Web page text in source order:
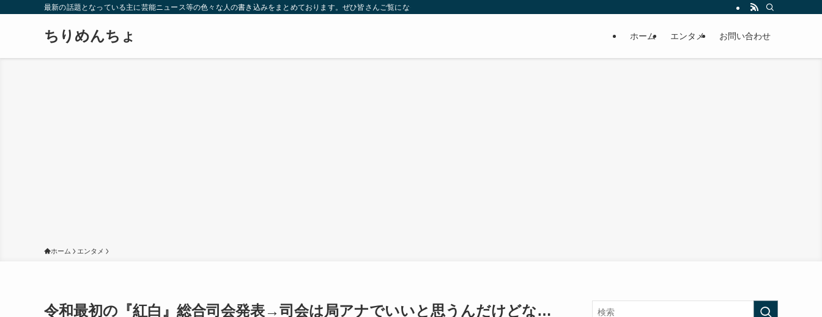
最新の話題となっている主に芸能ニュース等の色々な人の書き込みをまとめております。ぜひ皆さんご覧になっていってください。
ちりめんちょ ホーム エンタメ お問い合わせ
ホーム エンタメ
令和最初の『紅白』総合司会発表→司会は局アナでいいと思うんだけどな…